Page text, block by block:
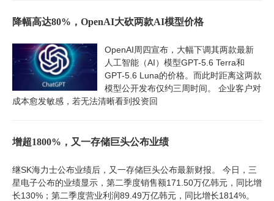
降幅高达80%，OpenAI大砍两款AI模型价格
OpenAI周四宣布，大幅下调其两款最新
人工智能（AI）模型GPT-5.6 Terra和
GPT-5.6 Luna的价格。而此时距离这两款
模型公开发布仅约三周时间。 企业客户对
成本愈发敏感，若无法清晰看到投资回
增超1800%，又一存储巨头公布业绩
继SK海力士公布业绩后，又一存储巨头公布最新财报。 今日，三
星电子公布的业绩显示，第二季度销售额171.50万亿韩元，同比增
长130%；第二季度营业利润89.49万亿韩元，同比增长1814%。